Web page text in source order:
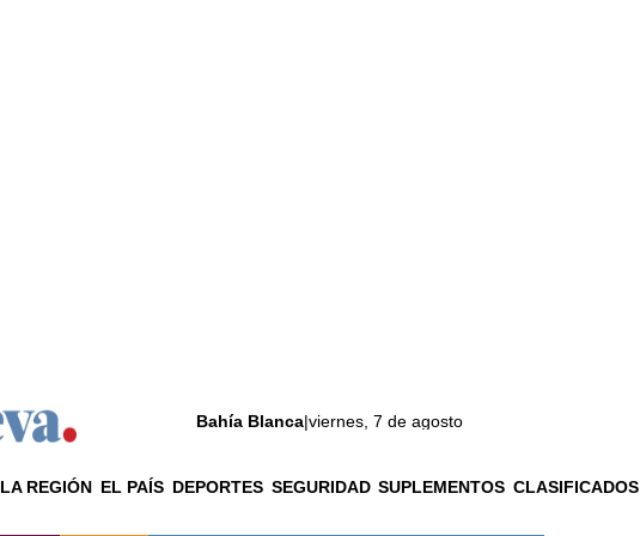
Bahía Blanca|viernes, 7 de agosto
LA REGIÓN EL PAÍS DEPORTES SEGURIDAD SUPLEMENTOS CLASIFICADOS